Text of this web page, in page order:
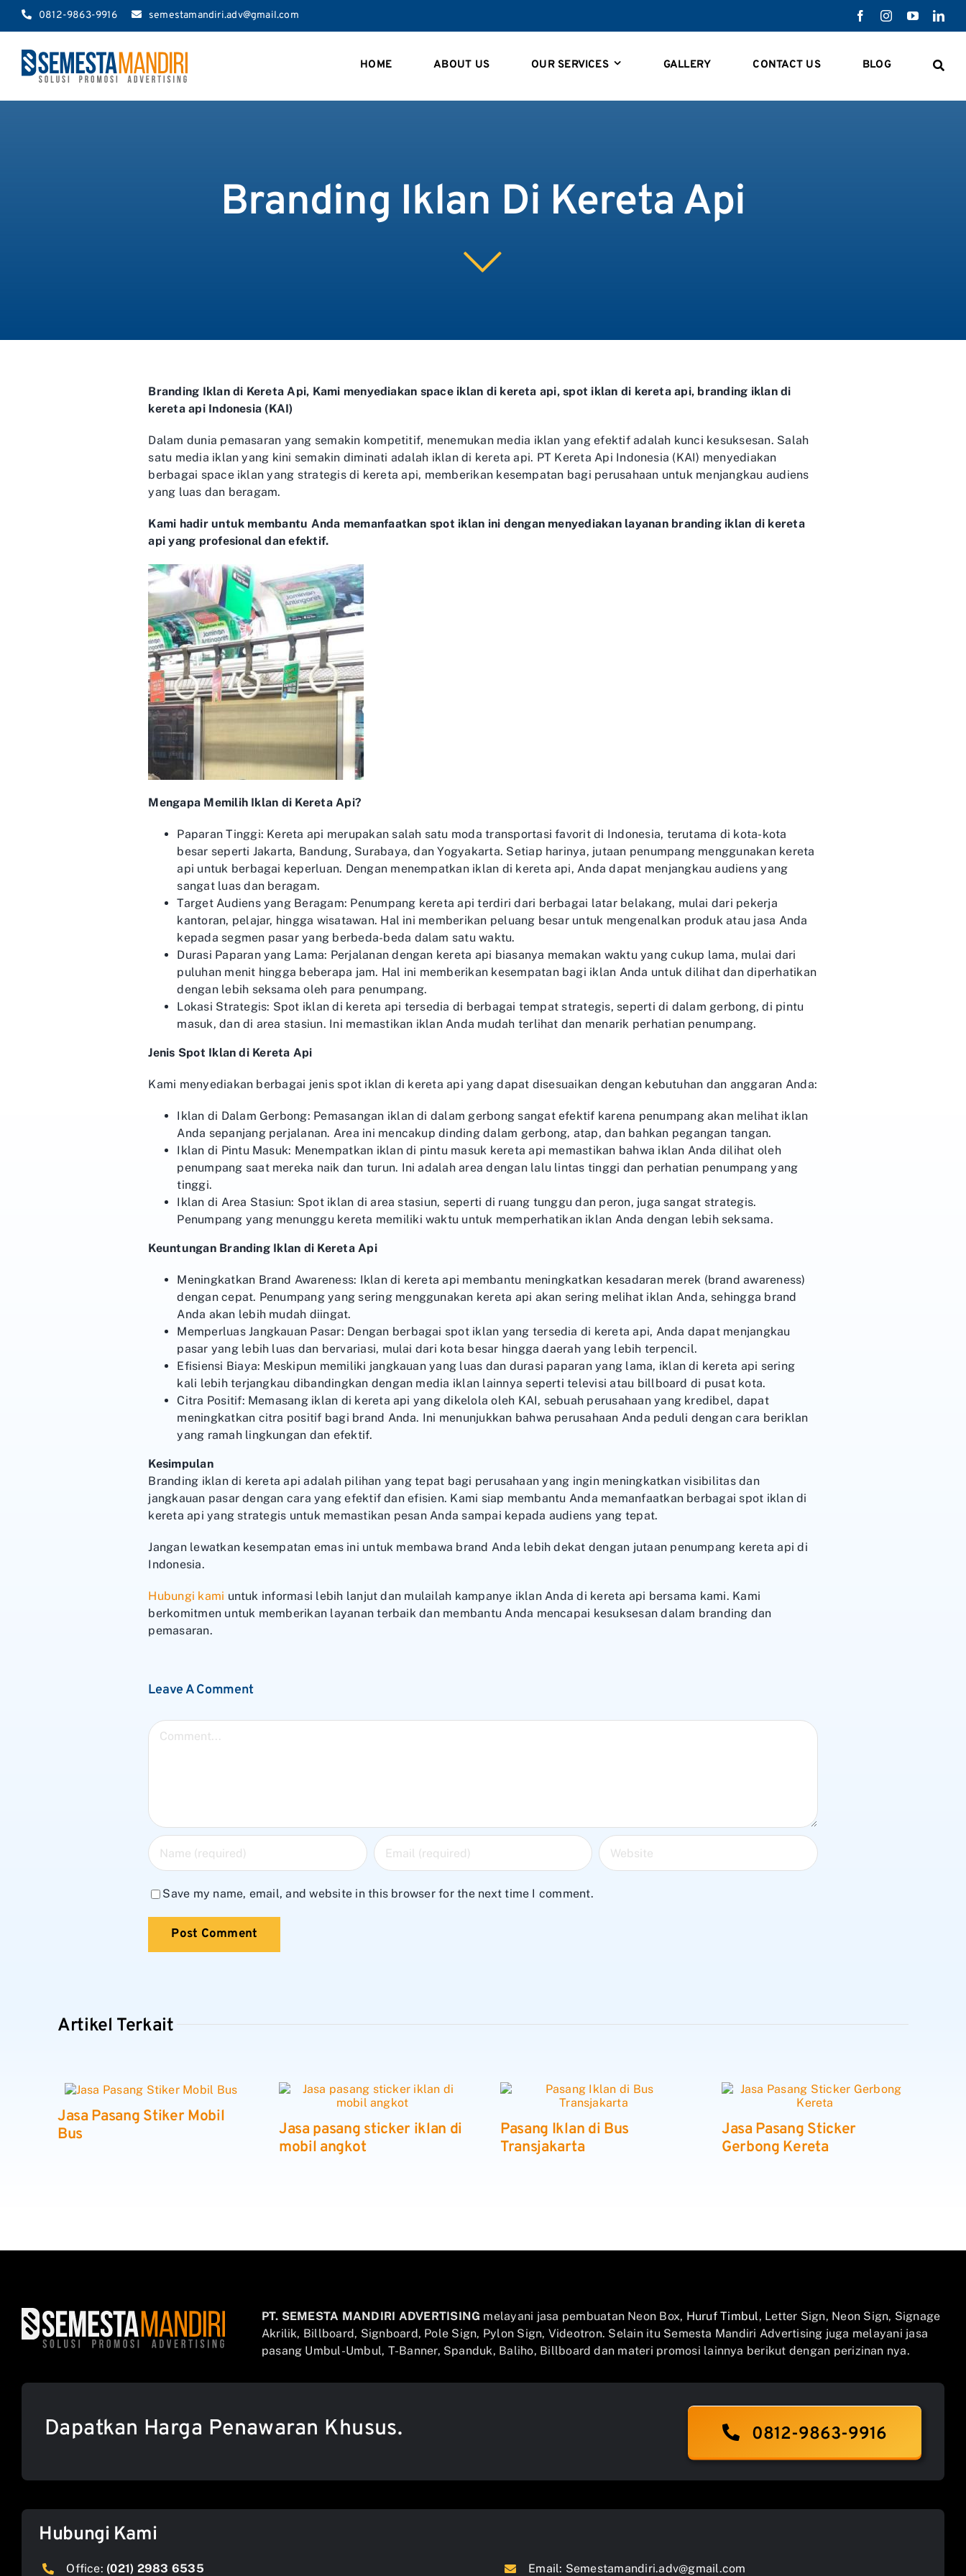
Skip
0812-9863-9916 semestamandiri.adv@gmail.com
HOME ABOUT US OUR SERVICES GALLERY CONTACT US BLOG
Branding Iklan Di Kereta Api
Branding Iklan di Kereta Api, Kami menyediakan space iklan di kereta api, spot iklan di kereta api, branding iklan di
kereta api Indonesia (KAI)
Dalam dunia pemasaran yang semakin kompetitif, menemukan media iklan yang efektif adalah kunci kesuksesan. Salah
satu media iklan yang kini semakin diminati adalah iklan di kereta api. PT Kereta Api Indonesia (KAI) menyediakan
berbagai space iklan yang strategis di kereta api, memberikan kesempatan bagi perusahaan untuk menjangkau audiens
yang luas dan beragam.
Kami hadir untuk membantu Anda memanfaatkan spot iklan ini dengan menyediakan layanan branding iklan di kereta
api yang profesional dan efektif.
Mengapa Memilih Iklan di Kereta Api?
Paparan Tinggi: Kereta api merupakan salah satu moda transportasi favorit di Indonesia, terutama di kota-kota
besar seperti Jakarta, Bandung, Surabaya, dan Yogyakarta. Setiap harinya, jutaan penumpang menggunakan kereta
api untuk berbagai keperluan. Dengan menempatkan iklan di kereta api, Anda dapat menjangkau audiens yang
sangat luas dan beragam.
Target Audiens yang Beragam: Penumpang kereta api terdiri dari berbagai latar belakang, mulai dari pekerja
kantoran, pelajar, hingga wisatawan. Hal ini memberikan peluang besar untuk mengenalkan produk atau jasa Anda
kepada segmen pasar yang berbeda-beda dalam satu waktu.
Durasi Paparan yang Lama: Perjalanan dengan kereta api biasanya memakan waktu yang cukup lama, mulai dari
puluhan menit hingga beberapa jam. Hal ini memberikan kesempatan bagi iklan Anda untuk dilihat dan diperhatikan
dengan lebih seksama oleh para penumpang.
Lokasi Strategis: Spot iklan di kereta api tersedia di berbagai tempat strategis, seperti di dalam gerbong, di pintu
masuk, dan di area stasiun. Ini memastikan iklan Anda mudah terlihat dan menarik perhatian penumpang.
Jenis Spot Iklan di Kereta Api
Kami menyediakan berbagai jenis spot iklan di kereta api yang dapat disesuaikan dengan kebutuhan dan anggaran Anda:
Iklan di Dalam Gerbong: Pemasangan iklan di dalam gerbong sangat efektif karena penumpang akan melihat iklan
Anda sepanjang perjalanan. Area ini mencakup dinding dalam gerbong, atap, dan bahkan pegangan tangan.
Iklan di Pintu Masuk: Menempatkan iklan di pintu masuk kereta api memastikan bahwa iklan Anda dilihat oleh
penumpang saat mereka naik dan turun. Ini adalah area dengan lalu lintas tinggi dan perhatian penumpang yang
tinggi.
Iklan di Area Stasiun: Spot iklan di area stasiun, seperti di ruang tunggu dan peron, juga sangat strategis.
Penumpang yang menunggu kereta memiliki waktu untuk memperhatikan iklan Anda dengan lebih seksama.
Keuntungan Branding Iklan di Kereta Api
Meningkatkan Brand Awareness: Iklan di kereta api membantu meningkatkan kesadaran merek (brand awareness)
dengan cepat. Penumpang yang sering menggunakan kereta api akan sering melihat iklan Anda, sehingga brand
Anda akan lebih mudah diingat.
Memperluas Jangkauan Pasar: Dengan berbagai spot iklan yang tersedia di kereta api, Anda dapat menjangkau
pasar yang lebih luas dan bervariasi, mulai dari kota besar hingga daerah yang lebih terpencil.
Efisiensi Biaya: Meskipun memiliki jangkauan yang luas dan durasi paparan yang lama, iklan di kereta api sering
kali lebih terjangkau dibandingkan dengan media iklan lainnya seperti televisi atau billboard di pusat kota.
Citra Positif: Memasang iklan di kereta api yang dikelola oleh KAI, sebuah perusahaan yang kredibel, dapat
meningkatkan citra positif bagi brand Anda. Ini menunjukkan bahwa perusahaan Anda peduli dengan cara beriklan
yang ramah lingkungan dan efektif.
Kesimpulan
Branding iklan di kereta api adalah pilihan yang tepat bagi perusahaan yang ingin meningkatkan visibilitas dan
jangkauan pasar dengan cara yang efektif dan efisien. Kami siap membantu Anda memanfaatkan berbagai spot iklan di
kereta api yang strategis untuk memastikan pesan Anda sampai kepada audiens yang tepat.
Jangan lewatkan kesempatan emas ini untuk membawa brand Anda lebih dekat dengan jutaan penumpang kereta api di
Indonesia.
Hubungi kami untuk informasi lebih lanjut dan mulailah kampanye iklan Anda di kereta api bersama kami. Kami
berkomitmen untuk memberikan layanan terbaik dan membantu Anda mencapai kesuksesan dalam branding dan
pemasaran.
Leave A Comment
Comment
Save my name, email, and website in this browser for the next time I comment.
Artikel Terkait
Jasa Pasang Stiker Mobil
Bus
Jasa pasang sticker iklan di
mobil angkot
Pasang Iklan di Bus
Transjakarta
Jasa Pasang Sticker
Gerbong Kereta
PT. SEMESTA MANDIRI ADVERTISING melayani jasa pembuatan Neon Box, Huruf Timbul, Letter Sign, Neon Sign, Signage
Akrilik, Billboard, Signboard, Pole Sign, Pylon Sign, Videotron. Selain itu Semesta Mandiri Advertising juga melayani jasa
pasang Umbul-Umbul, T-Banner, Spanduk, Baliho, Billboard dan materi promosi lainnya berikut dengan perizinan nya.
Dapatkan Harga Penawaran Khusus. 0812-9863-9916
Hubungi Kami
Office: (021) 2983 6535 Email: Semestamandiri.adv@gmail.com